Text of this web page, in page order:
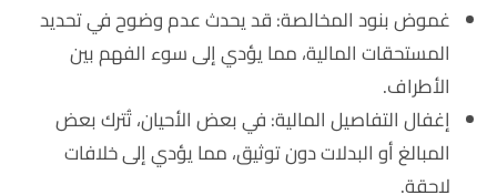
غموض بنود المخالصة: قد يحدث عدم وضوح في تحديد
المستحقات المالية، مما يؤدي إلى سوء الفهم بين
الأطراف.
إغفال التفاصيل المالية: في بعض الأحيان، تُترك بعض
المبالغ أو البدلات دون توثيق، مما يؤدي إلى خلافات
لاحقة.